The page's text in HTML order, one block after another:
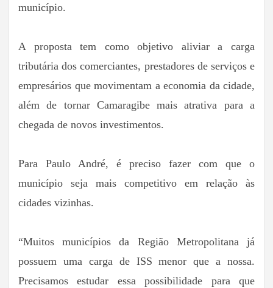
município.
A proposta tem como objetivo aliviar a carga
tributária dos comerciantes, prestadores de serviços e
empresários que movimentam a economia da cidade,
além de tornar Camaragibe mais atrativa para a
chegada de novos investimentos.
Para Paulo André, é preciso fazer com que o
município seja mais competitivo em relação às
cidades vizinhas.
“Muitos municípios da Região Metropolitana já
possuem uma carga de ISS menor que a nossa.
Precisamos estudar essa possibilidade para que